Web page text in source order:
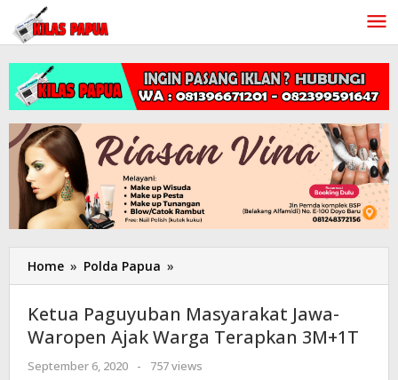
Lewati
konten
Home » Polda Papua »
Paguyuban
Jawa-
Waropen
Ajak
Ketua Paguyuban Masyarakat Jawa-
Waropen Ajak Warga Terapkan 3M+1T
September 6, 2020
oleh
-
757 views